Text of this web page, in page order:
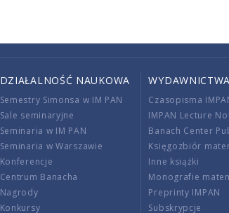
DZIAŁALNOŚĆ NAUKOWA
Semestry Simonsa w IM PAN
Sale seminaryjne
Seminaria w IM PAN
Seminaria w Warszawie
Konferencje
Centrum Banacha
Nagrody
Konkursy
WYDAWNICTWA
Czasopisma
IMPAN Lecture
Banach Center
Księgozbiór
Inne książki
Monografie
Preprinty IMPAN
Subskrypcje